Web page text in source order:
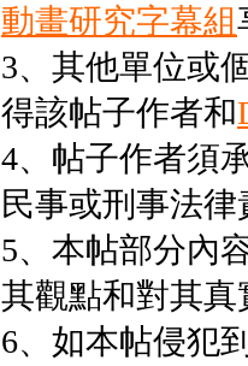
動畫研究字幕組
3、其他單位或
得該帖子作者和
4、帖子作者須
民事或刑事法律
5、本帖部分內
其觀點和對其真
6、如本帖侵犯